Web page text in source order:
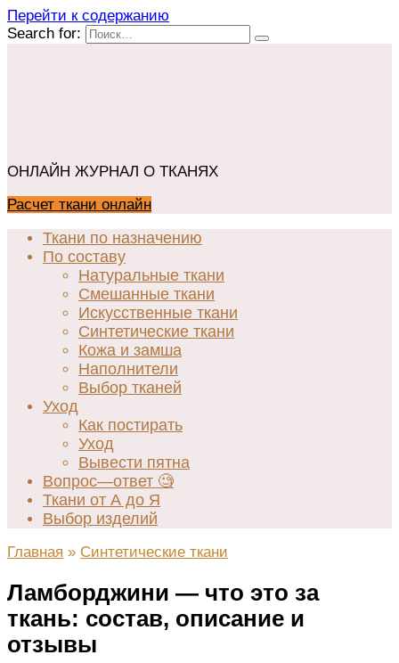
Перейти к содержанию
Search for:
ОНЛАЙН ЖУРНАЛ О ТКАНЯХ
Расчет ткани онлайн
Ткани по назначению
По составу
Натуральные ткани
Смешанные ткани
Искусственные ткани
Синтетические ткани
Кожа и замша
Наполнители
Выбор тканей
Уход
Как постирать
Уход
Вывести пятна
Вопрос—ответ 🧐
Ткани от А до Я
Выбор изделий
Главная » Синтетические ткани
Ламборджини — что это за
ткань: состав, описание и
отзывы